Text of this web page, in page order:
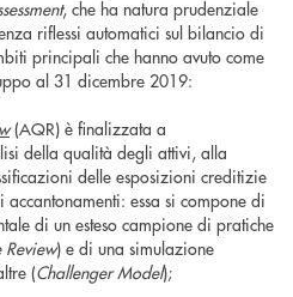
, che ha natura prudenziale
riflessi automatici sul bilancio di
principali che hanno avuto come
al 31 dicembre 2019:
(AQR) è finalizzata a
della qualità degli attivi, alla
delle esposizioni creditizie
essa si compone di
di un esteso campione di pratiche
Review) e di una simulazione
(Challenger Model);